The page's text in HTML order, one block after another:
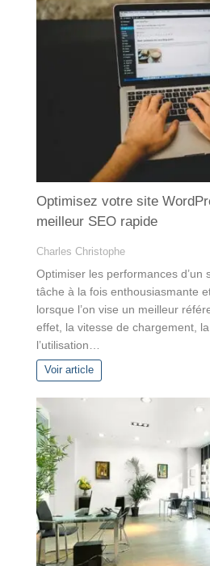
Optimisez votre site
meilleur SEO rapide
Charles Christophe
Optimiser les performances d’un
tâche à la fois enthousiasmante
lorsque l’on vise un meilleur
effet, la vitesse de chargement,
l’utilisation…
Voir article